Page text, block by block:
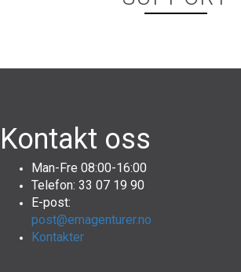
Kontakt oss
Man-Fre 08:00-16:00
Telefon: 33 07 19 90
E-post:
post@emagenturer.no
Kontakter